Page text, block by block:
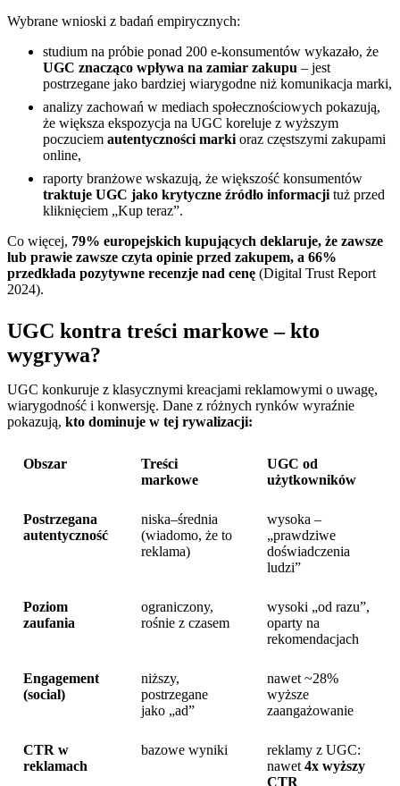
Wybrane wnioski z badań empirycznych:
studium na próbie ponad 200 e-konsumentów wykazało, że
UGC znacząco wpływa na zamiar zakupu – jest
postrzegane jako bardziej wiarygodne niż komunikacja marki,
analizy zachowań w mediach społecznościowych pokazują,
że większa ekspozycja na UGC koreluje z wyższym
poczuciem autentyczności marki oraz częstszymi zakupami
online,
raporty branżowe wskazują, że większość konsumentów
traktuje UGC jako krytyczne źródło informacji tuż przed
kliknięciem „Kup teraz”.
Co więcej, 79% europejskich kupujących deklaruje, że zawsze
lub prawie zawsze czyta opinie przed zakupem, a 66%
przedkłada pozytywne recenzje nad cenę (Digital Trust Report
2024).
UGC kontra treści markowe – kto
wygrywa?
UGC konkuruje z klasycznymi kreacjami reklamowymi o uwagę,
wiarygodność i konwersję. Dane z różnych rynków wyraźnie
pokazują, kto dominuje w tej rywalizacji:
Obszar
Treści
markowe
UGC od
użytkowników
Postrzegana
autentyczność
niska–średnia
(wiadomo, że to
reklama)
wysoka –
„prawdziwe
doświadczenia
ludzi”
Poziom
zaufania
ograniczony,
rośnie z czasem
wysoki „od razu”,
oparty na
rekomendacjach
Engagement
(social)
niższy,
postrzegane
jako „ad”
nawet ~28%
wyższe
zaangażowanie
CTR w
reklamach
bazowe wyniki
reklamy z UGC:
nawet4x wyższy
CTR